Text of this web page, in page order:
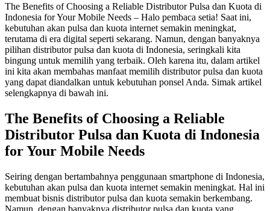
The Benefits of Choosing a Reliable Distributor Pulsa dan Kuota di
Indonesia for Your Mobile Needs – Halo pembaca setia! Saat ini,
kebutuhan akan pulsa dan kuota internet semakin meningkat,
terutama di era digital seperti sekarang. Namun, dengan banyaknya
pilihan distributor pulsa dan kuota di Indonesia, seringkali kita
bingung untuk memilih yang terbaik. Oleh karena itu, dalam artikel
ini kita akan membahas manfaat memilih distributor pulsa dan kuota
yang dapat diandalkan untuk kebutuhan ponsel Anda. Simak artikel
selengkapnya di bawah ini.
The Benefits of Choosing a Reliable
Distributor Pulsa dan Kuota di Indonesia
for Your Mobile Needs
Seiring dengan bertambahnya penggunaan smartphone di Indonesia,
kebutuhan akan pulsa dan kuota internet semakin meningkat. Hal ini
membuat bisnis distributor pulsa dan kuota semakin berkembang.
Namun, dengan banyaknya distributor pulsa dan kuota yang